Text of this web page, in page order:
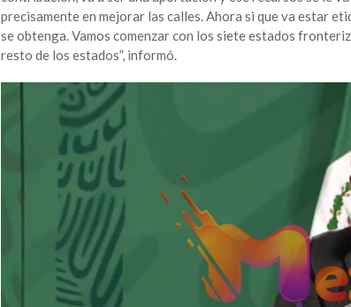
precisamente en mejorar las calles. Ahora si que va estar
se obtenga. Vamos comenzar con los siete estados
resto de los estados”, informó.